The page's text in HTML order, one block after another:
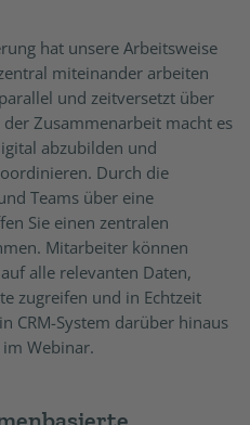
hat unsere Arbeitsweise
miteinander arbeiten
und zeitversetzt über
Zusammenarbeit macht es
abzubilden und
Durch die
Teams über eine
Sie einen zentralen
Mitarbeiter können
alle relevanten Daten,
zugreifen und in Echtzeit
CRM-System darüber hinaus
Webinar.